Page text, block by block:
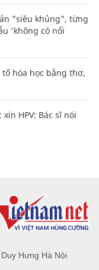
"siêu khủng", từng
'không có nổi
hóa học bằng thơ,
HPV: Bác sĩ nói
Hưng Hà Nội